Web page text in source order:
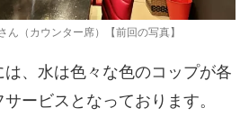
ん（カウンター席）【前回の写真】
、水は色々な色のコップが各
ービスとなっております。